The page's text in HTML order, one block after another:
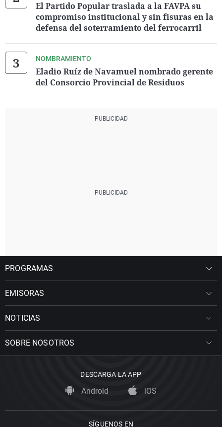
El Partido Popular traslada a la FAVPA su
compromiso institucional y sin fisuras en la
defensa del soterramiento del ferrocarril
NOMBRAMIENTO
Eladio Ruíz de Navamuel nombrado gerente
del Consorcio Provincial de Residuos
PROGRAMAS
EMISORAS
NOTICIAS
SOBRE NOSOTROS
DESCARGA LA APP
Android iOS
SÍGUENOS EN